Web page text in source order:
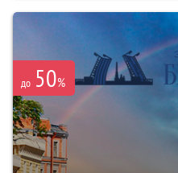
до 50%